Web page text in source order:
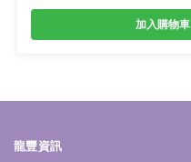
加入購物車
龍豐資訊